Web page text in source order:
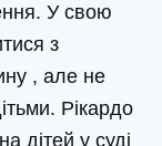
У свою
з
, але не
Рікардо
дітей у суді